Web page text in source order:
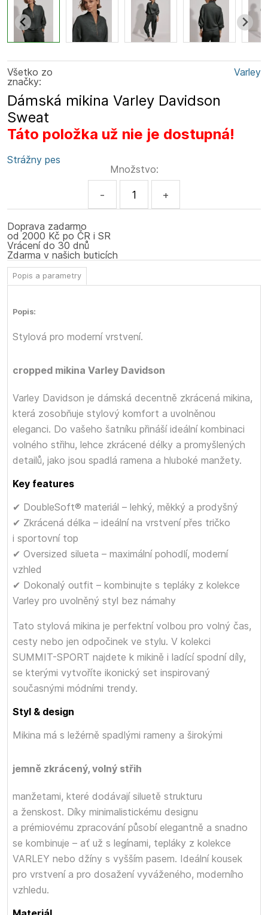
Všetko zo
značky:
Varley
Dámská mikina Varley Davidson
Sweat
Táto položka už nie je dostupná!
Strážny pes
Množstvo:
- +
Doprava zadarmo
od 2000 Kč po ČR i SR
Vrácení do 30 dnů
Zdarma v našich buticích
Popis a parametry
Popis:
Stylová
cropped mikina Varley Davidson
pro moderní vrstvení.
Varley Davidson je dámská decentně zkrácená mikina,
která zosobňuje stylový komfort a uvolněnou
eleganci. Do vašeho šatníku přináší ideální kombinaci
volného střihu, lehce zkrácené délky a promyšlených
detailů, jako jsou spadlá ramena a hluboké manžety.
Key features
✔ DoubleSoft® materiál – lehký, měkký a prodyšný
✔ Zkrácená délka – ideální na vrstvení přes tričko
i sportovní top
✔ Oversized silueta – maximální pohodlí, moderní
vzhled
✔ Dokonalý outfit – kombinujte s tepláky z kolekce
Varley pro uvolněný styl bez námahy
Tato stylová mikina je perfektní volbou pro volný čas,
cesty nebo jen odpočinek ve stylu. V kolekci
SUMMIT-SPORT najdete k mikině i ladící spodní díly,
se kterými vytvoříte ikonický set inspirovaný
současnými módními trendy.
Styl & design
Mikina má
jemně zkrácený, volný střih
s ležérně spadlými rameny a širokými
manžetami, které dodávají siluetě strukturu
a ženskost. Díky minimalistickému designu
a prémiovému zpracování působí elegantně a snadno
se kombinuje – ať už s legínami, tepláky z kolekce
VARLEY nebo džíny s vyšším pasem. Ideální kousek
pro vrstvení a pro dosažení vyváženého, moderního
vzhledu.